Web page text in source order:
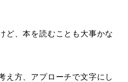
ど、本を読むことも大事かな
え方、アプローチで文字にし